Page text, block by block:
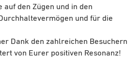
auf den Zügen und in den
und für die
Dank den zahlreichen Besuchern
von Eurer positiven Resonanz!